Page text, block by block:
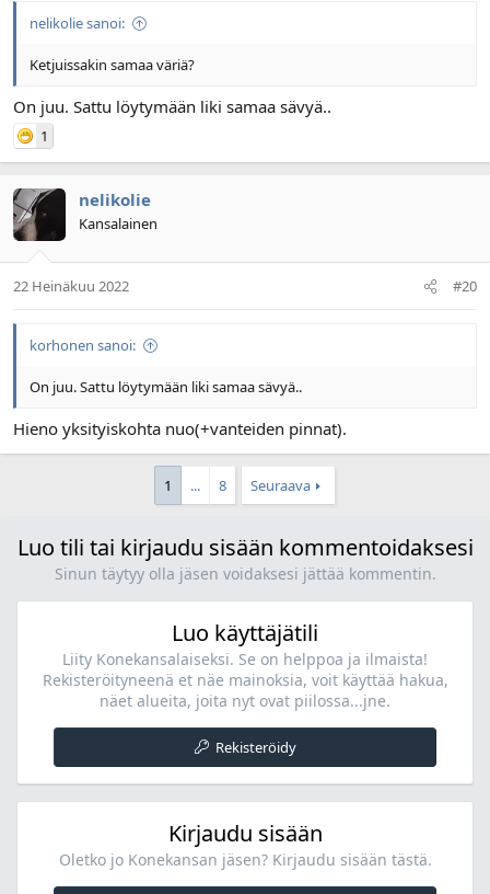
nelikolie sanoi:
Ketjuissakin samaa väriä?
On juu. Sattu löytymään liki samaa sävyä..
1
nelikolie
Kansalainen
22 Heinäkuu 2022 #20
korhonen sanoi:
On juu. Sattu löytymään liki samaa sävyä..
Hieno yksityiskohta nuo(+vanteiden pinnat).
1 ... 8 Seuraava
Luo tili tai kirjaudu sisään kommentoidaksesi
Sinun täytyy olla jäsen voidaksesi jättää kommentin.
Luo käyttäjätili
Liity Konekansalaiseksi. Se on helppoa ja ilmaista!
Rekisteröityneenä et näe mainoksia, voit käyttää hakua,
näet alueita, joita nyt ovat piilossa...jne.
Rekisteröidy
Kirjaudu sisään
Oletko jo Konekansan jäsen? Kirjaudu sisään tästä.